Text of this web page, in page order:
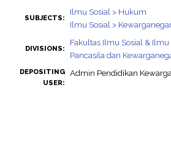
SUBJECTS:
Ilmu Sosial > Hukum
Ilmu Sosial >
DIVISIONS:
Fakultas Ilmu Sosial &
Pancasila dan
DEPOSITING
USER:
Admin Pendidikan